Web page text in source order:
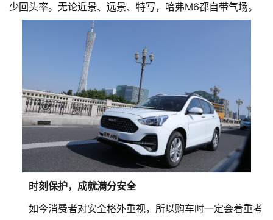
少回头率。无论近景、远景、特写，哈弗M6都自带气场。
时刻保护，成就满分安全
如今消费者对安全格外重视，所以购车时一定会着重考